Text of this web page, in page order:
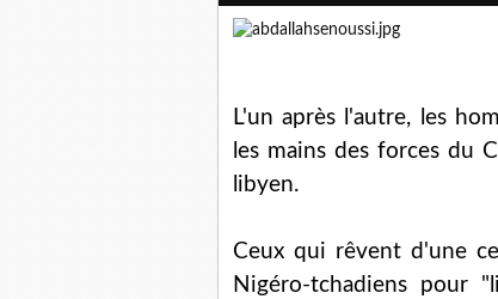
L'un après l'autre, les
les mains des forces
libyen.
Ceux qui rêvent d'une
Nigéro-tchadiens pour